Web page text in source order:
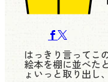
はっきり言ってこ
絵本を棚に並べた
ょいっと取り出し